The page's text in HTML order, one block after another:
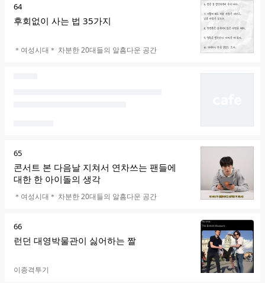
순
위
64
후회없이 사는 법 35가지
카페명
＊여성시대＊ 차분한 20대들의 알흠다운 공간
순
위
65
콘서트 본 다음날 지쳐서 연차쓰는 팬들에
대한 한 아이돌의 생각
카페명
＊여성시대＊ 차분한 20대들의 알흠다운 공간
순
위
66
런던 대영박물관이 싫어하는 짤
카페명
이종격투기